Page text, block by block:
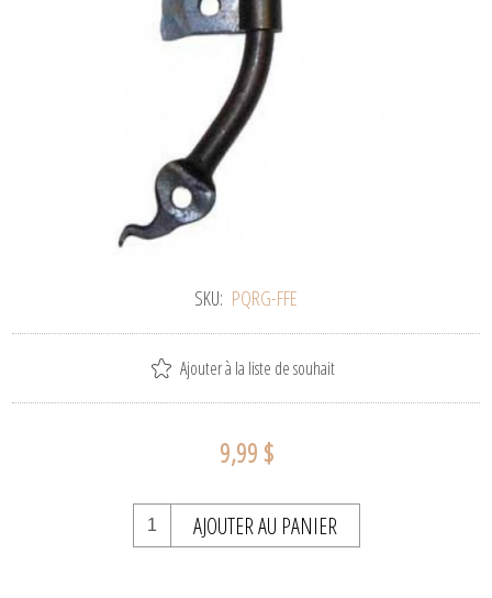
SKU: PQRG-FFE
Ajouter à la liste de souhait
9,99 $
AJOUTER AU PANIER